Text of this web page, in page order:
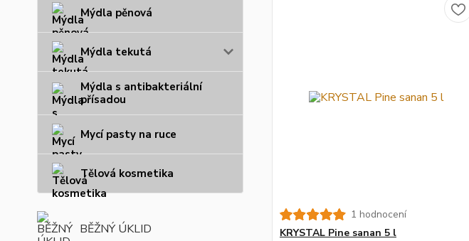
Mýdla pěnová
Mýdla tekutá
Mýdla s antibakteriální
přísadou
Mycí pasty na ruce
Tělová kosmetika
BĚŽNÝ ÚKLID
1 hodnocení
KRYSTAL Pine sanan 5 l